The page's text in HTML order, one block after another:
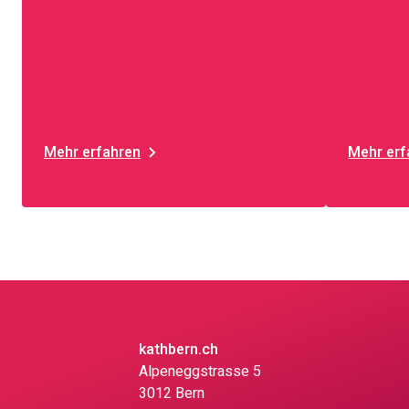
Mehr erfahren Mehr
kathbern.ch
Alpeneggstrasse 5
3012 Bern